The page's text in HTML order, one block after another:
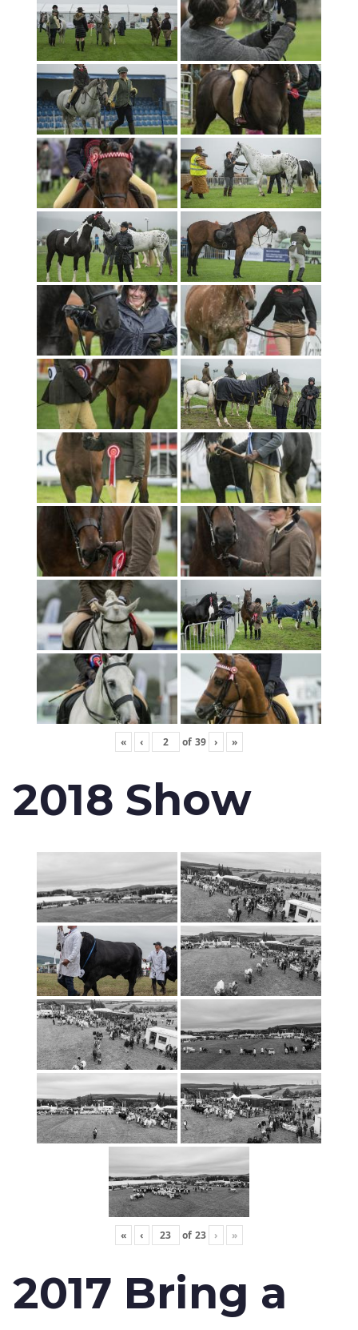
« ‹ of 39 › »
2018 Show
« ‹ of 23 › »
2017 Bring a